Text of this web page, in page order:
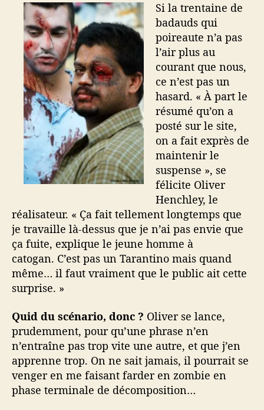
Si la trentaine de
badauds qui
poireaute n’a pas
l’air plus au
courant que nous,
ce n’est pas un
hasard. « À part le
résumé qu’on a
posté sur le site,
on a fait exprès de
maintenir le
suspense », se
félicite Oliver
Henchley, le
réalisateur. « Ça fait tellement longtemps que
je travaille là-dessus que je n’ai pas envie que
ça fuite, explique le jeune homme à
catogan. C’est pas un Tarantino mais quand
même… il faut vraiment que le public ait cette
surprise. »
Quid du scénario, donc ? Oliver se lance,
prudemment, pour qu’une phrase n’en
n’entraîne pas trop vite une autre, et que j’en
apprenne trop. On ne sait jamais, il pourrait se
venger en me faisant farder en zombie en
phase terminale de décomposition…